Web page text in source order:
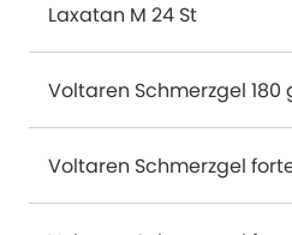
Laxatan M 24 St
Voltaren Schmerzgel 180